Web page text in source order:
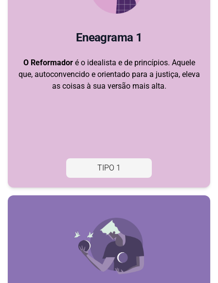
Eneagrama 1
O Reformadoré o idealista e de princípios. Aquele
que, autoconvencido e orientado para a justiça, eleva
as coisas à sua versão mais alta.
TIPO 1